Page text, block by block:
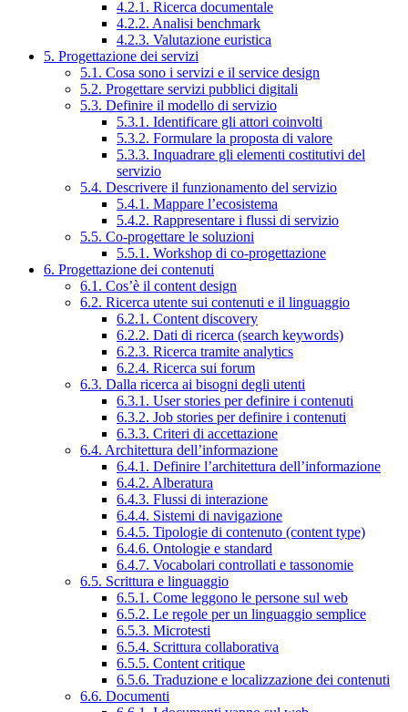
4.2.1. Ricerca documentale
4.2.2. Analisi benchmark
4.2.3. Valutazione euristica
5. Progettazione dei servizi
5.1. Cosa sono i servizi e il service design
5.2. Progettare servizi pubblici digitali
5.3. Definire il modello di servizio
5.3.1. Identificare gli attori coinvolti
5.3.2. Formulare la proposta di valore
5.3.3. Inquadrare gli elementi costitutivi del
servizio
5.4. Descrivere il funzionamento del servizio
5.4.1. Mappare l’ecosistema
5.4.2. Rappresentare i flussi di servizio
5.5. Co-progettare le soluzioni
5.5.1. Workshop di co-progettazione
6. Progettazione dei contenuti
6.1. Cos’è il content design
6.2. Ricerca utente sui contenuti e il linguaggio
6.2.1. Content discovery
6.2.2. Dati di ricerca (search keywords)
6.2.3. Ricerca tramite analytics
6.2.4. Ricerca sui forum
6.3. Dalla ricerca ai bisogni degli utenti
6.3.1. User stories per definire i contenuti
6.3.2. Job stories per definire i contenuti
6.3.3. Criteri di accettazione
6.4. Architettura dell’informazione
6.4.1. Definire l’architettura dell’informazione
6.4.2. Alberatura
6.4.3. Flussi di interazione
6.4.4. Sistemi di navigazione
6.4.5. Tipologie di contenuto (content type)
6.4.6. Ontologie e standard
6.4.7. Vocabolari controllati e tassonomie
6.5. Scrittura e linguaggio
6.5.1. Come leggono le persone sul web
6.5.2. Le regole per un linguaggio semplice
6.5.3. Microtesti
6.5.4. Scrittura collaborativa
6.5.5. Content critique
6.5.6. Traduzione e localizzazione dei contenuti
6.6. Documenti